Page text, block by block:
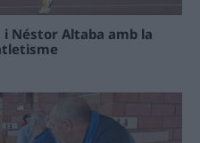
i Néstor Altaba amb la